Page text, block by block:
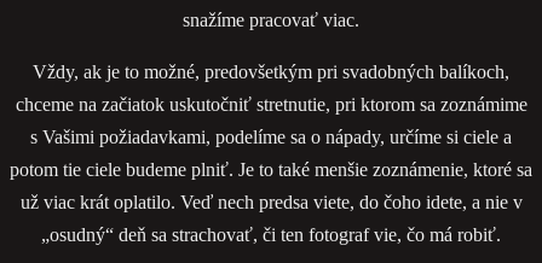
snažíme pracovať viac.
Vždy, ak je to možné, predovšetkým pri svadobných balíkoch,
chceme na začiatok uskutočniť stretnutie, pri ktorom sa zoznámime
s Vašimi požiadavkami, podelíme sa o nápady, určíme si ciele a
potom tie ciele budeme plniť. Je to také menšie zoznámenie, ktoré sa
už viac krát oplatilo. Veď nech predsa viete, do čoho idete, a nie v
„osudný“ deň sa strachovať, či ten fotograf vie, čo má robiť.